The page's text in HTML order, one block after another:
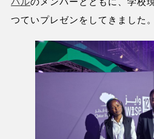
つていプレゼンをしてきました。